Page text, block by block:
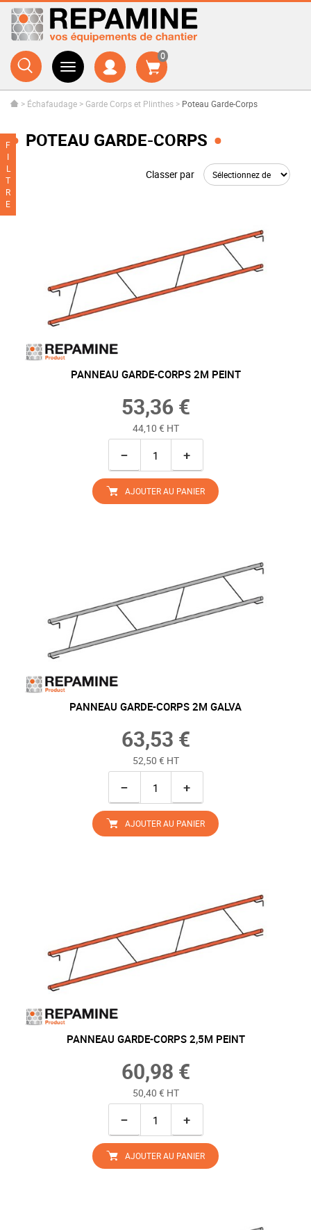
0
F
I
L
T
R
E
> Échafaudage > Garde Corps et Plinthes > Poteau Garde-Corps
POTEAU GARDE-CORPS
Classer par
PANNEAU GARDE-CORPS 2M PEINT
53,36 €
44,10 € HT
− +
AJOUTER AU PANIER
PANNEAU GARDE-CORPS 2M GALVA
63,53 €
52,50 € HT
− +
AJOUTER AU PANIER
PANNEAU GARDE-CORPS 2,5M PEINT
60,98 €
50,40 € HT
− +
AJOUTER AU PANIER